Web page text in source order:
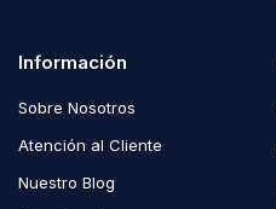
Información
Sobre Nosotros
Atención al Cliente
Nuestro Blog